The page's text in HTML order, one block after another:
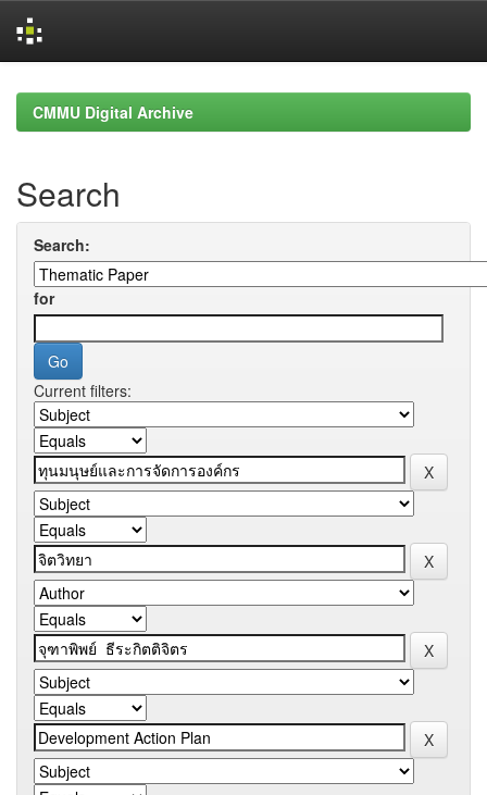
navigationCMMU Digital Archive
Search
Search:
for
Current filters: